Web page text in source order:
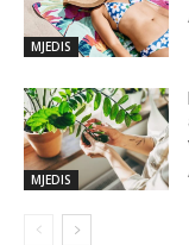
MJEDIS
MJEDIS